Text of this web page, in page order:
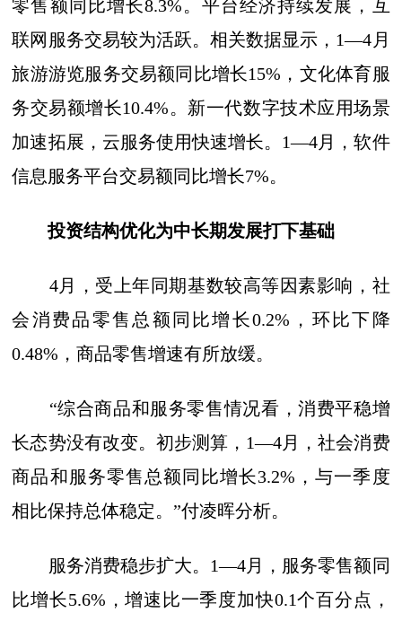
零售额同比增长8.3%。平台经济持续发展，互
联网服务交易较为活跃。相关数据显示，1—4月
旅游游览服务交易额同比增长15%，文化体育服
务交易额增长10.4%。新一代数字技术应用场景
加速拓展，云服务使用快速增长。1—4月，软件
信息服务平台交易额同比增长7%。
投资结构优化为中长期发展打下基础
4月，受上年同期基数较高等因素影响，社
会消费品零售总额同比增长0.2%，环比下降
0.48%，商品零售增速有所放缓。
“综合商品和服务零售情况看，消费平稳增
长态势没有改变。初步测算，1—4月，社会消费
商品和服务零售总额同比增长3.2%，与一季度
相比保持总体稳定。”付凌晖分析。
服务消费稳步扩大。1—4月，服务零售额同
比增长5.6%，增速比一季度加快0.1个百分点，